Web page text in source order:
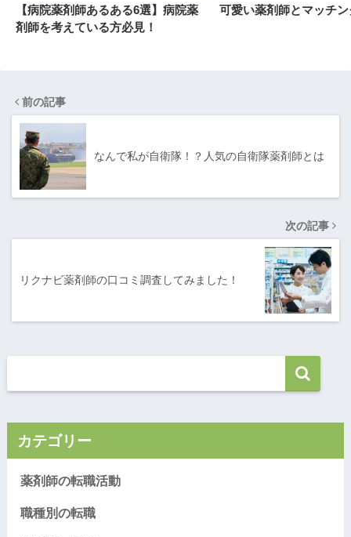
【病院薬剤師あるある6選】病院薬
剤師を考えている方必見！
可愛い薬剤師とマッチ
前の記事
なんで私が自衛隊！？人気の自衛隊薬剤師とは
次の記事
リクナビ薬剤師の口コミ調査してみました！
カテゴリー
薬剤師の転職活動
職種別の転職